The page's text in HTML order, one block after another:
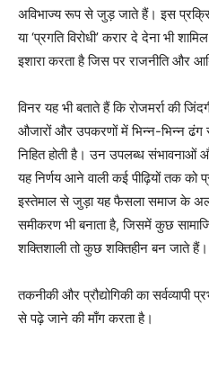
अविभाज्य रूप से जुड़ जाते हैं। इस प्रक्रिया
या ‘प्रगति विरोधी’ करार दे देना भी
इशारा करता है जिस पर राजनीति और
विनर यह भी बताते हैं कि रोजमर्रा की
औजारों और उपकरणों में भिन्न-भिन्न ढंग
निहित होती है। उन उपलब्ध संभावनाओं
यह निर्णय आने वाली कई पीढ़ियों तक को
इस्तेमाल से जुड़ा यह फैसला समाज के
समीकरण भी बनाता है, जिसमें कुछ
शक्तिशाली तो कुछ शक्तिहीन बन जाते हैं।
तकनीकी और प्रौद्योगिकी का
से पढ़े जाने की माँग करता है।